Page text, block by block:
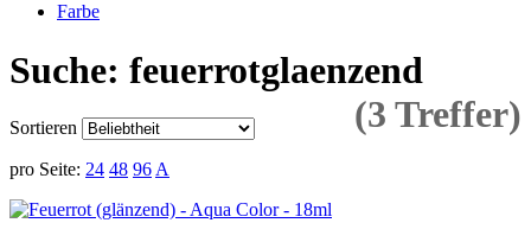
Farbe
Suche: feuerrotglaenzend
(3 Treffer)
Sortieren
pro Seite: 24 48 96 A